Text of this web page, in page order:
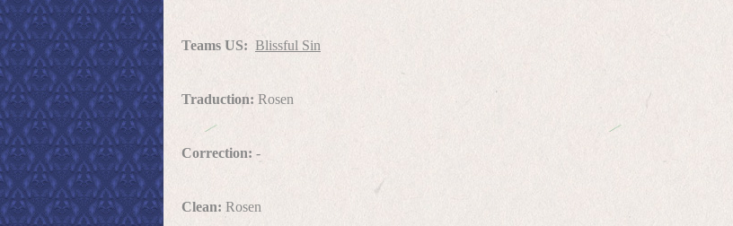
Teams US: Blissful Sin
Traduction: Rosen
Correction: -
Clean: Rosen